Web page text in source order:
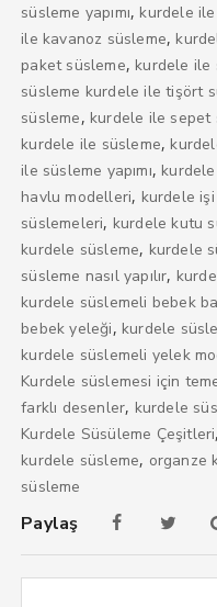
süsleme yapımı, kurdele
ile kavanoz süsleme,
paket süsleme, kurdele ile
süsleme kurdele ile tişört
süsleme, kurdele ile sepet
kurdele ile süsleme,
ile süsleme yapımı,
havlu modelleri, kurdele
süslemeleri, kurdele kutu
kurdele süsleme, kurdele
süsleme nasıl yapılır,
kurdele süslemeli bebek
bebek yeleği, kurdele
kurdele süslemeli yelek
Kurdele süslemesi için
farklı desenler, kurdele
Kurdele Süsüleme Çeşitleri,
kurdele süsleme, organze
süsleme
Paylaş